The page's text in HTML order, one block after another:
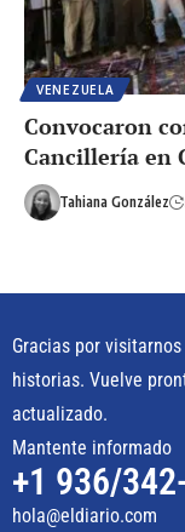
VENEZUELA
Convocaron
Cancillería en
Tahiana González
Gracias por
historias. Vuelve
actualizado.
Mantente informado
+1 936/
hola@eldiario.com